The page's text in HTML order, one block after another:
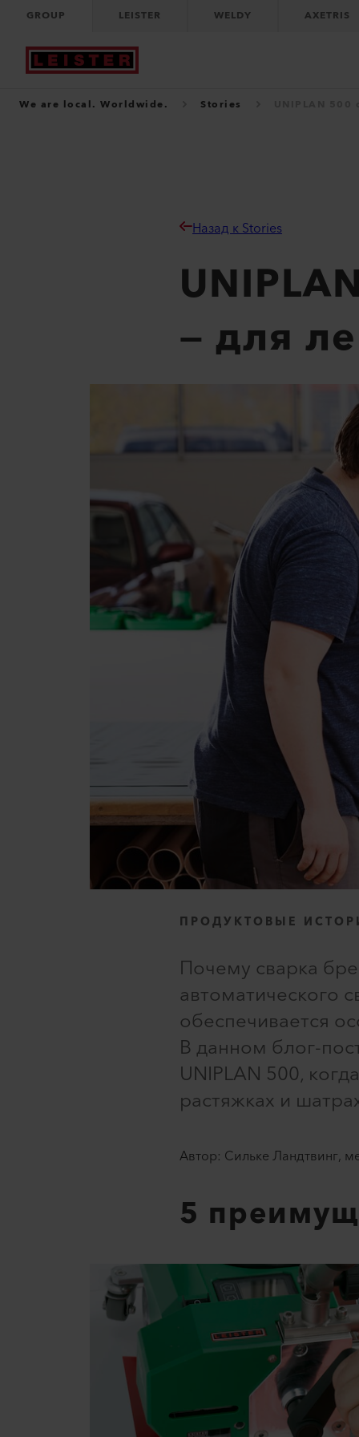
GROUP LEISTER WELDY AXETRIS
We are local. Worldwide. Stories
Назад к Stories
— для
ПРОДУКТОВЫЕ
Почему сварка
автоматического
обеспечивается
В данном блог-
UNIPLAN 500,
растяжках и
Автор: Сильке Ландтвинг,
5